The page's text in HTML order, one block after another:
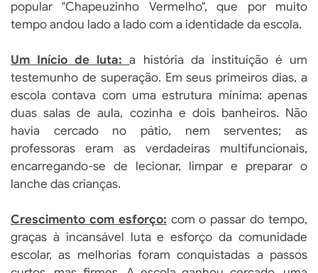
popular "Chapeuzinho Vermelho", que por muito
tempo andou lado a lado com a identidade da escola.
Um Início de luta:a história da instituição é um
testemunho de superação. Em seus primeiros dias, a
escola contava com uma estrutura mínima: apenas
duas salas de aula, cozinha e dois banheiros. Não
havia cercado no pátio, nem serventes; as
professoras eram as verdadeiras multifuncionais,
encarregando-se de lecionar, limpar e preparar o
lanche das crianças.
Crescimento com esforço: com o passar do tempo,
graças à incansável luta e esforço da comunidade
escolar, as melhorias foram conquistadas a passos